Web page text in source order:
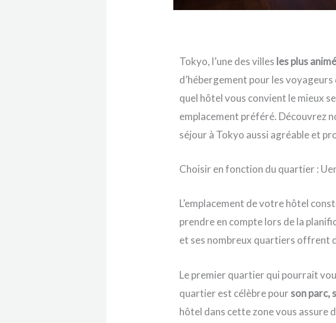
Tokyo, l’une des villes les plus
d’hébergement pour les
quel hôtel vous convient le mieux
emplacement préféré. Découvrez
séjour à Tokyo aussi agréable et
Choisir en fonction du quartier :
L’emplacement de votre hôtel
prendre en compte lors de la
et ses nombreux quartiers offrent
Le premier quartier qui pourrait
quartier est célèbre pour son parc,
hôtel dans cette zone vous assure